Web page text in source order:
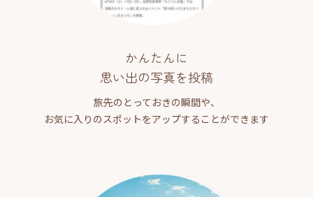
かんたんに
思い出の写真を投稿
旅先のとっておきの瞬間や、
お気に入りのスポットをアップすることができます